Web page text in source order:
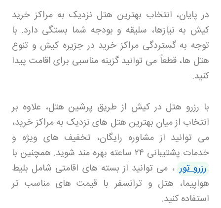
در پایان، انتخاب بهترین هتل نزدیک به مراکز خرید
کیش به نیازها، سلیقه و بودجه شما بستگی دارد. با
توجه به گستردگی مراکز خرید در جزیره کیش و تنوع
هتل ها، قطعاً می توانید گزینه مناسبی برای اقامت پیدا
کنید.
با رزرو هتل در کیش از طریق پرشین هتل، علاوه بر
انتخاب از میان بهترین هتل های نزدیک به مراکز خرید،
می توانید از مشاوره رایگان، تخفیف های ویژه و
خدمات پشتیبانی ۲۴ ساعته بهره مند شوید. همچنین با
رزرو تور ، می توانید از بسته های اقامتی شامل بلیط
هواپیما، هتل و ترانسفر با قیمت های مناسب تر
استفاده کنید.